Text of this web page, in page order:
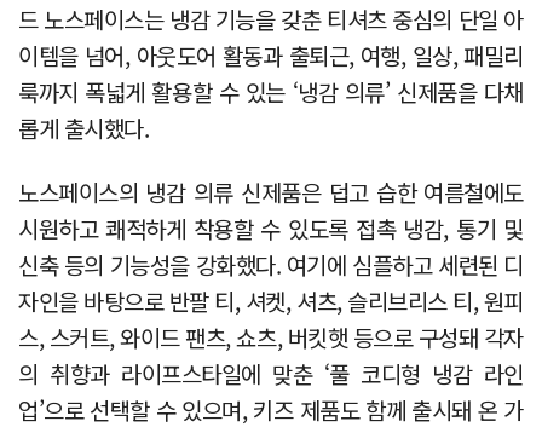
드 노스페이스는 냉감 기능을 갖춘 티셔츠 중심의 단일 아
이템을 넘어, 아웃도어 활동과 출퇴근, 여행, 일상, 패밀리
룩까지 폭넓게 활용할 수 있는 ‘냉감 의류’ 신제품을 다채
롭게 출시했다.
노스페이스의 냉감 의류 신제품은 덥고 습한 여름철에도
시원하고 쾌적하게 착용할 수 있도록 접촉 냉감, 통기 및
신축 등의 기능성을 강화했다. 여기에 심플하고 세련된 디
자인을 바탕으로 반팔 티, 셔켓, 셔츠, 슬리브리스 티, 원피
스, 스커트, 와이드 팬츠, 쇼츠, 버킷햇 등으로 구성돼 각자
의 취향과 라이프스타일에 맞춘 ‘풀 코디형 냉감 라인
업’으로 선택할 수 있으며, 키즈 제품도 함께 출시돼 온 가